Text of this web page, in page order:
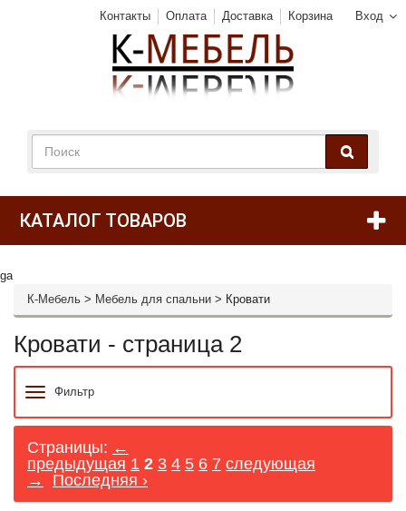
Вход
Контакты Оплата Доставка Корзина
КАТАЛОГ ТОВАРОВ
ga
К-Мебель > Мебель для спальни > Кровати
Кровати - страница 2
Фильтр
Страницы: ←
предыдущая 1 2 3 4 5 6 7 следующая
→
Последняя ›